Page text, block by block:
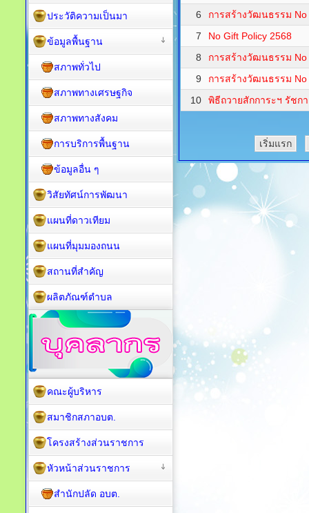
6
การสร้างวัฒนธรรม No
7
No Gift Policy 2568
8
การสร้างวัฒนธรรม No
9
การสร้างวัฒนธรรม No
10
พิธีถวายสักการะฯ รัชก
เริ่มแรก
ประวัติความเป็นมา
ข้อมูลพื้นฐาน
สภาพทั่วไป
สภาพทางเศรษฐกิจ
สภาพทางสังคม
การบริการพื้นฐาน
ข้อมูลอื่น ๆ
วิสัยทัศน์การพัฒนา
แผนที่ดาวเทียม
แผนที่มุมมองถนน
สถานที่สำคัญ
ผลิตภัณฑ์ตำบล
คณะผู้บริหาร
สมาชิกสภาอบต.
โครงสร้างส่วนราชการ
หัวหน้าส่วนราชการ
สำนักปลัด อบต.